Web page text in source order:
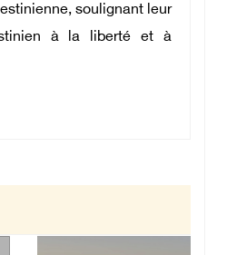
soulignant leur
à la liberté et à